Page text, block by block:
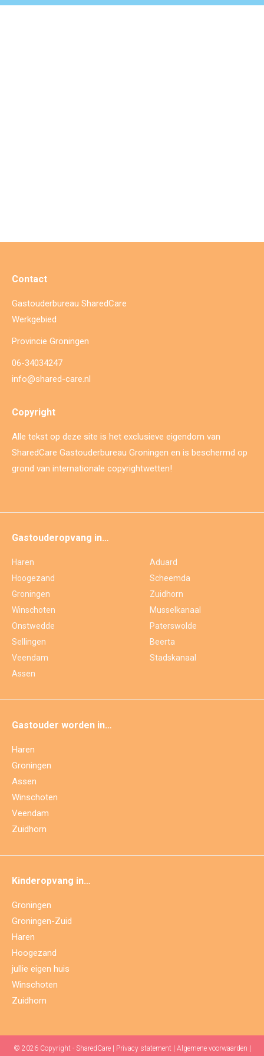
Contact
Gastouderbureau SharedCare
Werkgebied
Provincie Groningen
06-34034247
info@shared-care.nl
Copyright
Alle tekst op deze site is het exclusieve eigendom van
SharedCare Gastouderbureau Groningen en is beschermd op
grond van internationale copyrightwetten!
Gastouderopvang in…
Haren
Hoogezand
Groningen
Winschoten
Onstwedde
Sellingen
Veendam
Assen
Aduard
Scheemda
Zuidhorn
Musselkanaal
Paterswolde
Beerta
Stadskanaal
Gastouder worden in…
Haren
Groningen
Assen
Winschoten
Veendam
Zuidhorn
Kinderopvang in…
Groningen
Groningen-Zuid
Haren
Hoogezand
jullie eigen huis
Winschoten
Zuidhorn
© 2026 Copyright - SharedCare | Privacy statement| Algemene voorwaarden